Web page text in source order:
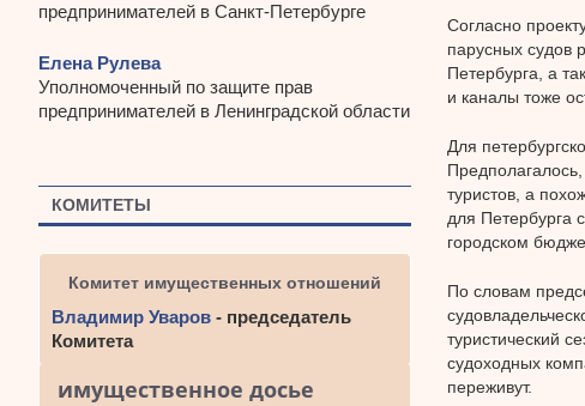
Согласно
парусных судов
Петербурга, а
и каналы тоже
Для
туристов, а
для Петербурга
городском
По словам
туристический
судоходных
переживут.
предпринимателей в Санкт-Петербурге
Елена Рулева
Уполномоченный по защите прав
предпринимателей в Ленинградской области
КОМИТЕТЫ
Комитет имущественных отношений
Владимир Уваров - председатель
Комитета
имущественное досье